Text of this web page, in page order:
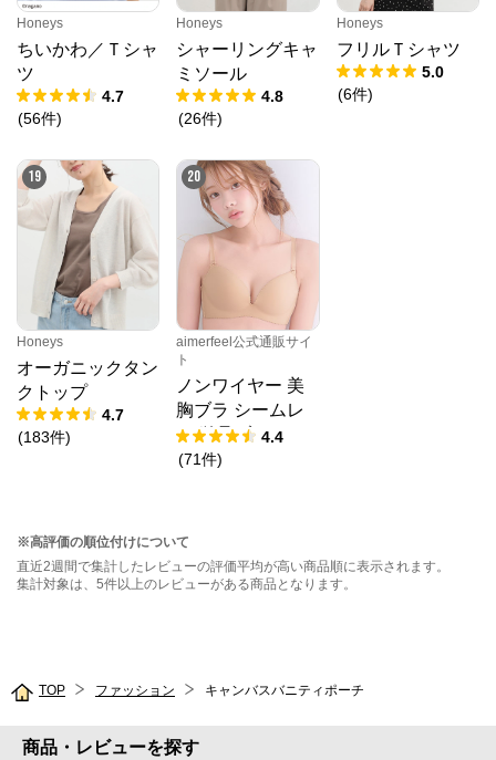
Honeys
ちいかわ／Ｔシャ
ツ
4.7
(56件)
Honeys
シャーリングキャ
ミソール
4.8
(26件)
Honeys
フリルＴシャツ
5.0
(6件)
19
Honeys
オーガニックタン
クトップ
4.7
(183件)
20
aimerfeel公式通販サイ
ト
ノンワイヤー 美
胸ブラ シームレ
ス 単品ブラジャ
ー
4.4
(71件)
※高評価の順位付けについて
直近2週間で集計したレビューの評価平均が高い商品順に表示されます。
集計対象は、5件以上のレビューがある商品となります。
TOP ファッション キャンバスバニティポーチ
商品・レビューを探す